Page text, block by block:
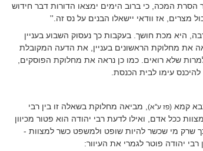
המכה, כי ברוב הימים ימצאו הדורות דבר חידוש
מצרים, אז וודאי יישאלו הבנים על נס זה.''
היא מכת חושך. בעקבות כך נעסוק השבוע בעניין
את מחלוקת הראשונים בעניין, את הדעה המקובלת
שלא רואים. כמו כן נראה את מחלוקת הפוסקים,
עימו לבית הכנסת.
קמא (פז ע''א) , מביאה מחלוקת בשאלה זו בין רבי
ככל אדם, ואילו לדעת רבי יהודה הוא פטור מכיוון
שרק מי שכשר להיות שופט ולמשפט כשר למצוות -
יהודה פוטר לגמרי את העיוור: